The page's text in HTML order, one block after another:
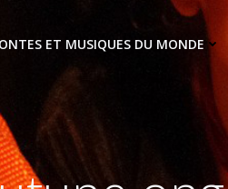
ET MUSIQUES DU MONDE